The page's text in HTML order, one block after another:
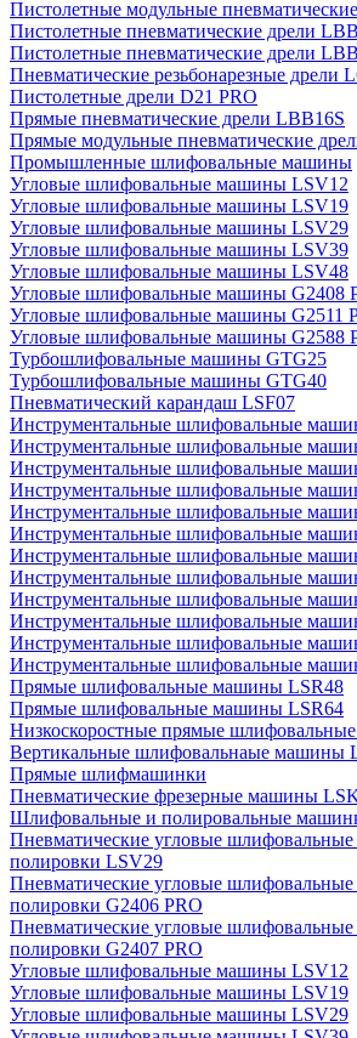
Пистолетные модульные
Пистолетные пневматические дрели LBB
Пистолетные пневматические дрели
Пневматические резьбонарезные дрели
Пистолетные дрели D21 PRO
Прямые пневматические дрели LBB16S
Прямые модульные пневматические
Промышленные шлифовальные машины
Угловые шлифовальные машины LSV12
Угловые шлифовальные машины LSV19
Угловые шлифовальные машины LSV29
Угловые шлифовальные машины LSV39
Угловые шлифовальные машины LSV48
Угловые шлифовальные машины G2408
Угловые шлифовальные машины G2511
Угловые шлифовальные машины G2588
Турбошлифовальные машины GTG25
Турбошлифовальные машины GTG40
Пневматический карандаш LSF07
Инструментальные шлифовальные
Инструментальные шлифовальные
Инструментальные шлифовальные
Инструментальные шлифовальные
Инструментальные шлифовальные
Инструментальные шлифовальные
Инструментальные шлифовальные
Инструментальные шлифовальные
Инструментальные шлифовальные
Инструментальные шлифовальные
Инструментальные шлифовальные
Инструментальные шлифовальные
Прямые шлифовальные машины LSR48
Прямые шлифовальные машины LSR64
Низкоскоростные прямые
Вертикальные шлифовальнаые машины
Прямые шлифмашинки
Пневматические фрезерные машины
Шлифовальные и полировальные
Пневматические угловые
полировки LSV29
Пневматические угловые
полировки G2406 PRO
Пневматические угловые
полировки G2407 PRO
Угловые шлифовальные машины LSV12
Угловые шлифовальные машины LSV19
Угловые шлифовальные машины LSV29